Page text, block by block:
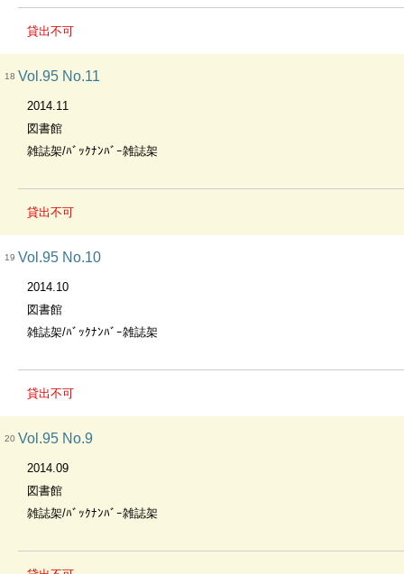
貸出不可
18 Vol.95 No.11
2014.11
図書館
雑誌架/ﾊﾞｯｸﾅﾝﾊﾞｰ雑誌架
貸出不可
19 Vol.95 No.10
2014.10
図書館
雑誌架/ﾊﾞｯｸﾅﾝﾊﾞｰ雑誌架
貸出不可
20 Vol.95 No.9
2014.09
図書館
雑誌架/ﾊﾞｯｸﾅﾝﾊﾞｰ雑誌架